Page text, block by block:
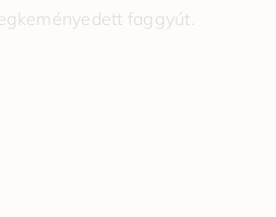
faggyút.